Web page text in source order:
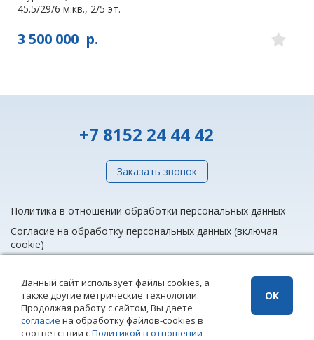
45.5/29/6 м.кв., 2/5 эт.
3 500 000 р.
+7 8152 24 44 42
Заказать звонок
Политика в отношении обработки персональных данных
Согласие на обработку персональных данных (включая
cookie)
info@rieltnet.ru
© 2005 - 2026 ООО Агентство недвижимости «Риэлт» Мурманск, ул.
Полярные Зори, 20, офис 1, телефон единой линии недвижимости
Данный сайт использует файлы cookies, а
также другие метрические технологии.
Продолжая работу с сайтом, Вы даете
согласие на обработку файлов-cookies в
соответствии сПолитикой в отношении
ОК